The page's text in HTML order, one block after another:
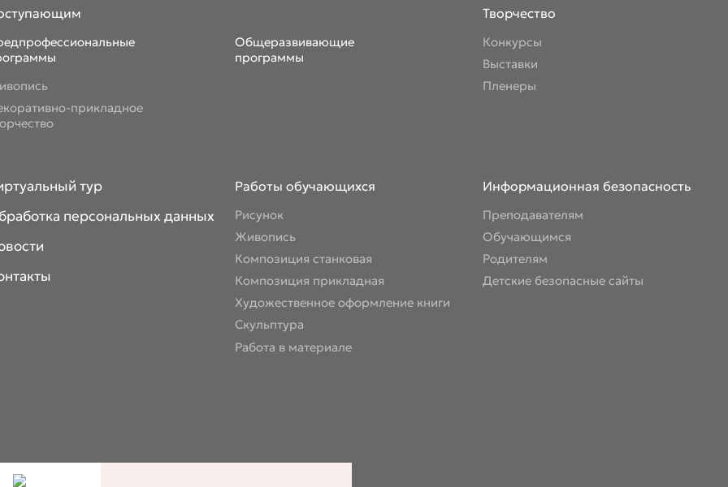
прикладное
Общеразвивающие
программы
Творчество
Конкурсы
Выставки
Пленеры
тур
персональных данных
Работы обучающихся
Рисунок
Живопись
Композиция станковая
Композиция прикладная
Художественное оформление книги
Скульптура
Работа в материале
Информационная безопасность
Преподавателям
Обучающимся
Родителям
Детские безопасные сайты